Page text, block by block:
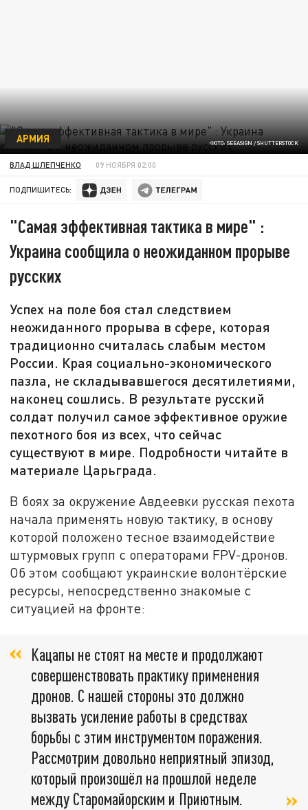
ФОТО: SEEASIGN / SHUTTERSTOCK
АРМИЯ
ВЛАД ШЛЕПЧЕНКО 09 НОЯБРЯ 02:00
ПОДПИШИТЕСЬ:
"Самая эффективная тактика в мире" :
Украина сообщила о неожиданном прорыве
русских
Успех на поле боя стал следствием
неожиданного прорыва в сфере, которая
традиционно считалась слабым местом
России. Края социально-экономического
пазла, не складывавшегося десятилетиями,
наконец сошлись. В результате русский
солдат получил самое эффективное оружие
пехотного боя из всех, что сейчас
существуют в мире. Подробности читайте в
материале Царьграда.
В боях за окружение Авдеевки русская пехота
начала применять новую тактику, в основу
которой положено тесное взаимодействие
штурмовых групп с операторами FPV-дронов.
Об этом сообщают украинские волонтёрские
ресурсы, непосредственно знакомые с
ситуацией на фронте:
Кацапы не стоят на месте и продолжают
совершенствовать практику применения
дронов. С нашей стороны это должно
вызвать усиление работы в средствах
борьбы с этим инструментом поражения.
Рассмотрим довольно неприятный эпизод,
который произошёл на прошлой неделе
между Старомайорским и Приютным.